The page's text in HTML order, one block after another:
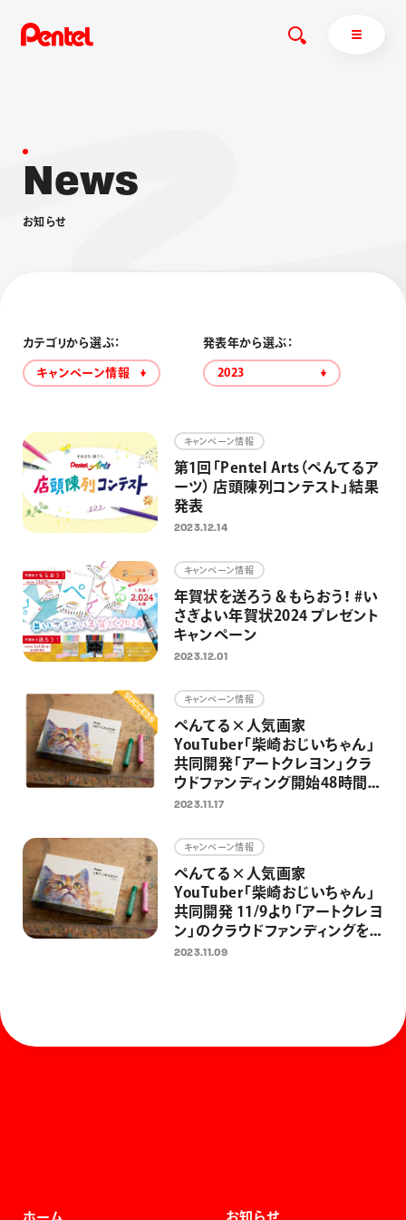
商品を探す
ブラッシュ（筆）
その他
採用情報
運営会社
News
お知 らせ
カテゴリから選ぶ：
キャンペーン情報
発表年から選ぶ：
2023
キャンペーン情報
第1回「Pentel Arts（ぺんてるア
ーツ） 店頭陳列コンテスト」結果
発表
2023.12.14
キャンペーン情報
年賀状を送ろう＆もらおう！ #い
さぎよい年賀状2024 プレゼント
キャンペーン
2023.12.01
キャンペーン情報
ぺんてる×人気画家
YouTuber「柴崎おじいちゃん」
共同開発「アートクレヨン」クラ
ウドファンディング開始48時間で
目標達成
2023.11.17
キャンペーン情報
ぺんてる×人気画家
YouTuber「柴崎おじいちゃん」
共同開発 11/9より「アートクレヨ
ン」のクラウドファンディングを
開始 ぺんてる初のクラファン
2023.11.09
ホーム お知らせ